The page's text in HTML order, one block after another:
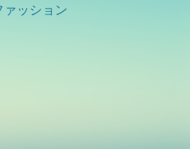
ッション